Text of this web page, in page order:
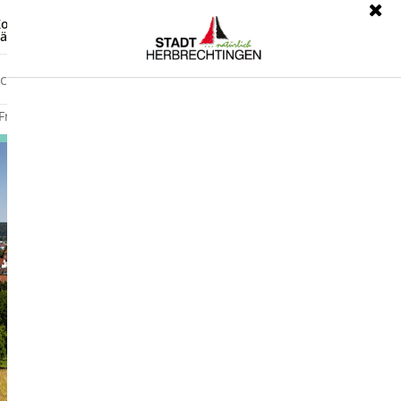
Leichte Sprache